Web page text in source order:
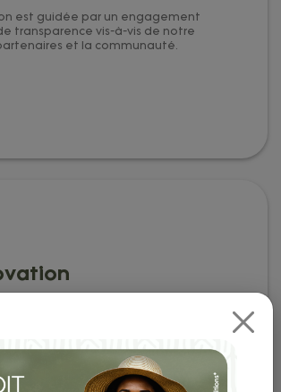
est guidée par un engagement
transparence vis-à-vis de notre
et la communauté.